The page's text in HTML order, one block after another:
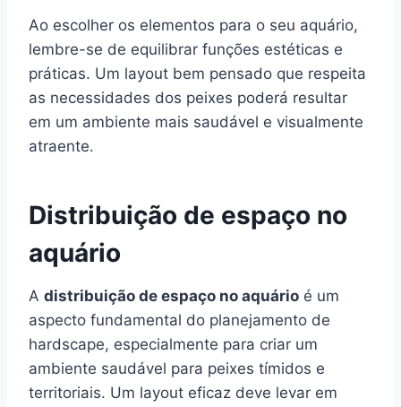
Ao escolher os elementos para o seu aquário,
lembre-se de equilibrar funções estéticas e
práticas. Um layout bem pensado que respeita
as necessidades dos peixes poderá resultar
em um ambiente mais saudável e visualmente
atraente.
Distribuição de espaço no
aquário
A distribuição de espaço no aquário é um
aspecto fundamental do planejamento de
hardscape, especialmente para criar um
ambiente saudável para peixes tímidos e
territoriais. Um layout eficaz deve levar em